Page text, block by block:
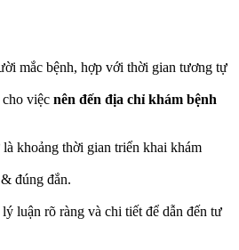
mắc bệnh, hợp với thời gian tương tự
việc nên đến địa chỉ khám bệnh
khoảng thời gian triển khai khám
đúng đắn.
luận rõ ràng và chi tiết để dẫn đến tư